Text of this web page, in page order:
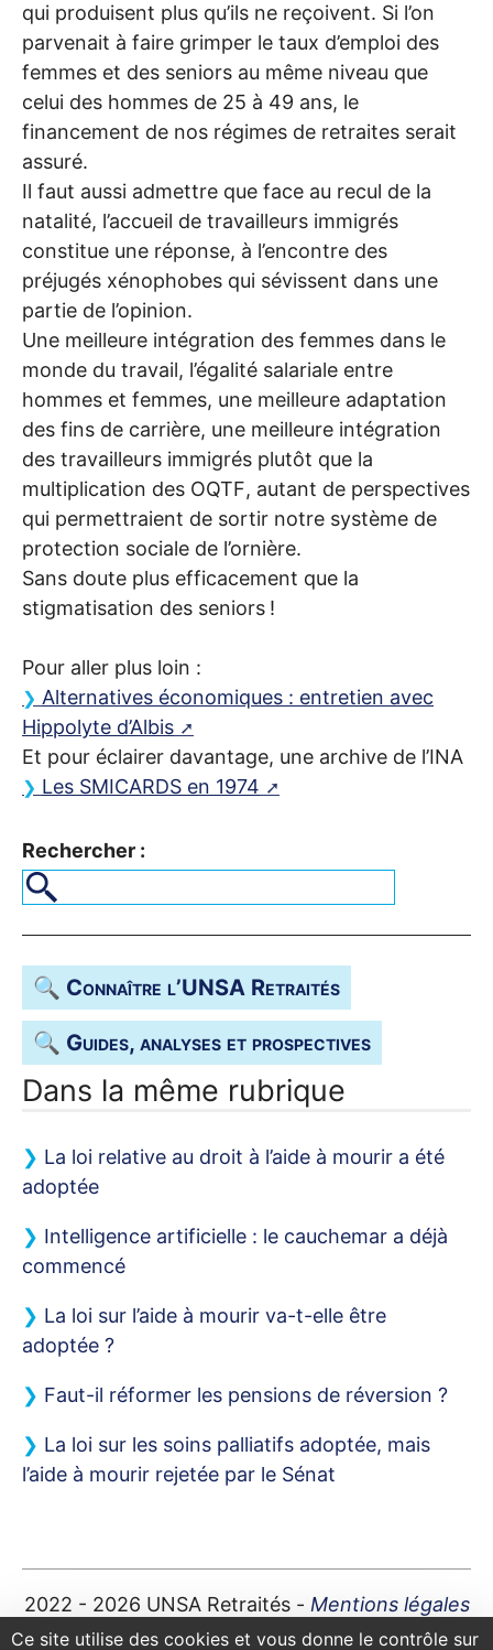
Ce site utilise des cookies et vous donne le contrôle sur
qui produisent plus qu’ils ne reçoivent. Si l’on
parvenait à faire grimper le taux d’emploi des
femmes et des seniors au même niveau que
celui des hommes de 25 à 49 ans, le
financement de nos régimes de retraites serait
assuré.
Il faut aussi admettre que face au recul de la
natalité, l’accueil de travailleurs immigrés
constitue une réponse, à l’encontre des
préjugés xénophobes qui sévissent dans une
partie de l’opinion.
Une meilleure intégration des femmes dans le
monde du travail, l’égalité salariale entre
hommes et femmes, une meilleure adaptation
des fins de carrière, une meilleure intégration
des travailleurs immigrés plutôt que la
multiplication des OQTF, autant de perspectives
qui permettraient de sortir notre système de
protection sociale de l’ornière.
Sans doute plus efficacement que la
stigmatisation des seniors !
Pour aller plus loin :
Alternatives économiques : entretien avec
Hippolyte d’Albis
Et pour éclairer davantage, une archive de l’INA
Les SMICARDS en 1974
Rechercher :
🔍 Connaître l’UNSA Retraités
🔍 Guides, analyses et prospectives
Dans la même rubrique
La loi relative au droit à l’aide à mourir a été
adoptée
Intelligence artificielle : le cauchemar a déjà
commencé
La loi sur l’aide à mourir va-t-elle être
adoptée ?
Faut-il réformer les pensions de réversion ?
La loi sur les soins palliatifs adoptée, mais
l’aide à mourir rejetée par le Sénat
2022 - 2026 UNSARetraités - Mentions légales
Plan du site| Contact|